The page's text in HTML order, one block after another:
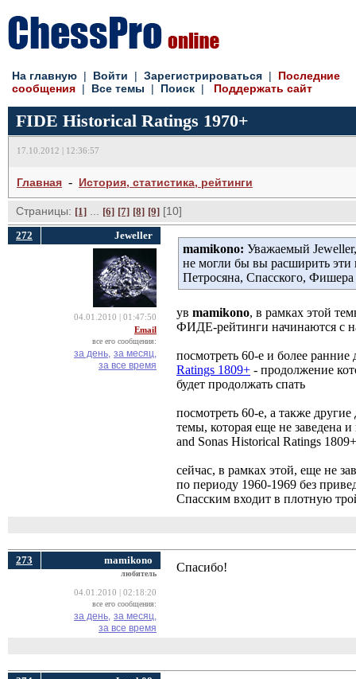
На главную | Войти | Зарегистрироваться | Последние
сообщения | Все темы | Поиск | Поддержать сайт
FIDE Historical Ratings 1970+
17.10.2012 | 12:36:57
Главная - История, статистика, рейтинги
Страницы: [1] [6] [7] [8] [9] [10]
272 Jeweller
04.01.2010 | 01:47:50
Email
все его сообщения:
за день, за месяц,
за все время
mamikono: Уважаемый Jeweller,
не могли бы вы расширить эти
Петросяна, Спасского, Фишера
ув mamikono, в рамках этой
ФИДЕ-рейтинги начинаются с
посмотреть 60-е и более
Ratings 1809+ - продолжение
будет продолжать спать
посмотреть 60-е, а также
темы, которая еще не заведена
and Sonas Historical Ratings 1809+
сейчас, в рамках этой, еще не
по периоду 1960-1969 без
Спасским входит в плотную
273 mamikono
любитель
04.01.2010 | 02:18:20
все его сообщения:
за день, за месяц,
за все время
Спасибо!